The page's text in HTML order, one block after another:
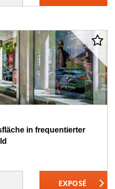
in frequentierter